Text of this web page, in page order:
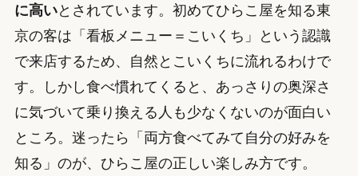
に高いとされています。初めてひらこ屋を知る東
京の客は「看板メニュー＝こいくち」という認識
で来店するため、自然とこいくちに流れるわけで
す。しかし食べ慣れてくると、あっさりの奥深さ
に気づいて乗り換える人も少なくないのが面白い
ところ。迷ったら「両方食べてみて自分の好みを
知る」のが、ひらこ屋の正しい楽しみ方です。